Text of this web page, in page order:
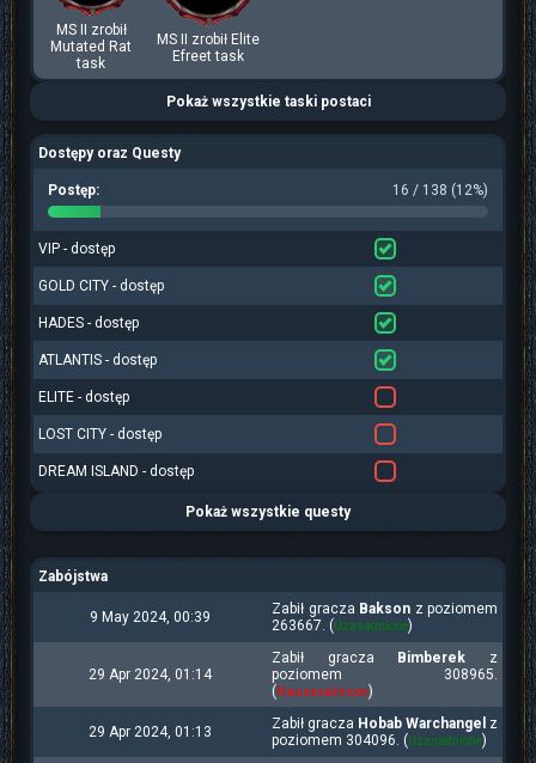
MS II zrobił
Mutated Rat
task
MS II zrobił Elite
Efreet task
Pokaż wszystkie taski postaci
Dostępy oraz Questy
Postęp: 16 / 138 (12%)
VIP - dostęp
GOLD CITY - dostęp
HADES - dostęp
ATLANTIS - dostęp
ELITE - dostęp
LOST CITY - dostęp
DREAM ISLAND - dostęp
Pokaż wszystkie questy
Zabójstwa
9 May 2024, 00:39 Zabił gracza Bakson z poziomem
263667. ( Uzasadnione)
29 Apr 2024, 01:14
Zabił gracza Bimberek z
poziomem 308965.
( Nieuzasadnione)
29 Apr 2024, 01:13 Zabił gracza Hobab Warchangel z
poziomem 304096. ( Uzasadnione)